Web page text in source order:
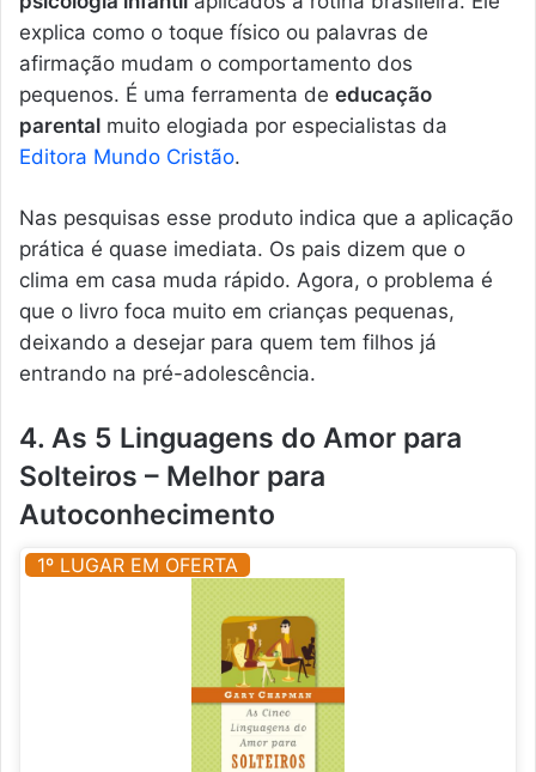
explica como o toque físico ou palavras de
afirmação mudam o comportamento dos
pequenos. É uma ferramenta de educação
parental muito elogiada por especialistas da
Editora Mundo Cristão.
Nas pesquisas esse produto indica que a aplicação
prática é quase imediata. Os pais dizem que o
clima em casa muda rápido. Agora, o problema é
que o livro foca muito em crianças pequenas,
deixando a desejar para quem tem filhos já
entrando na pré-adolescência.
4. As 5 Linguagens do Amor para
Solteiros – Melhor para
Autoconhecimento
1º LUGAR EM OFERTA